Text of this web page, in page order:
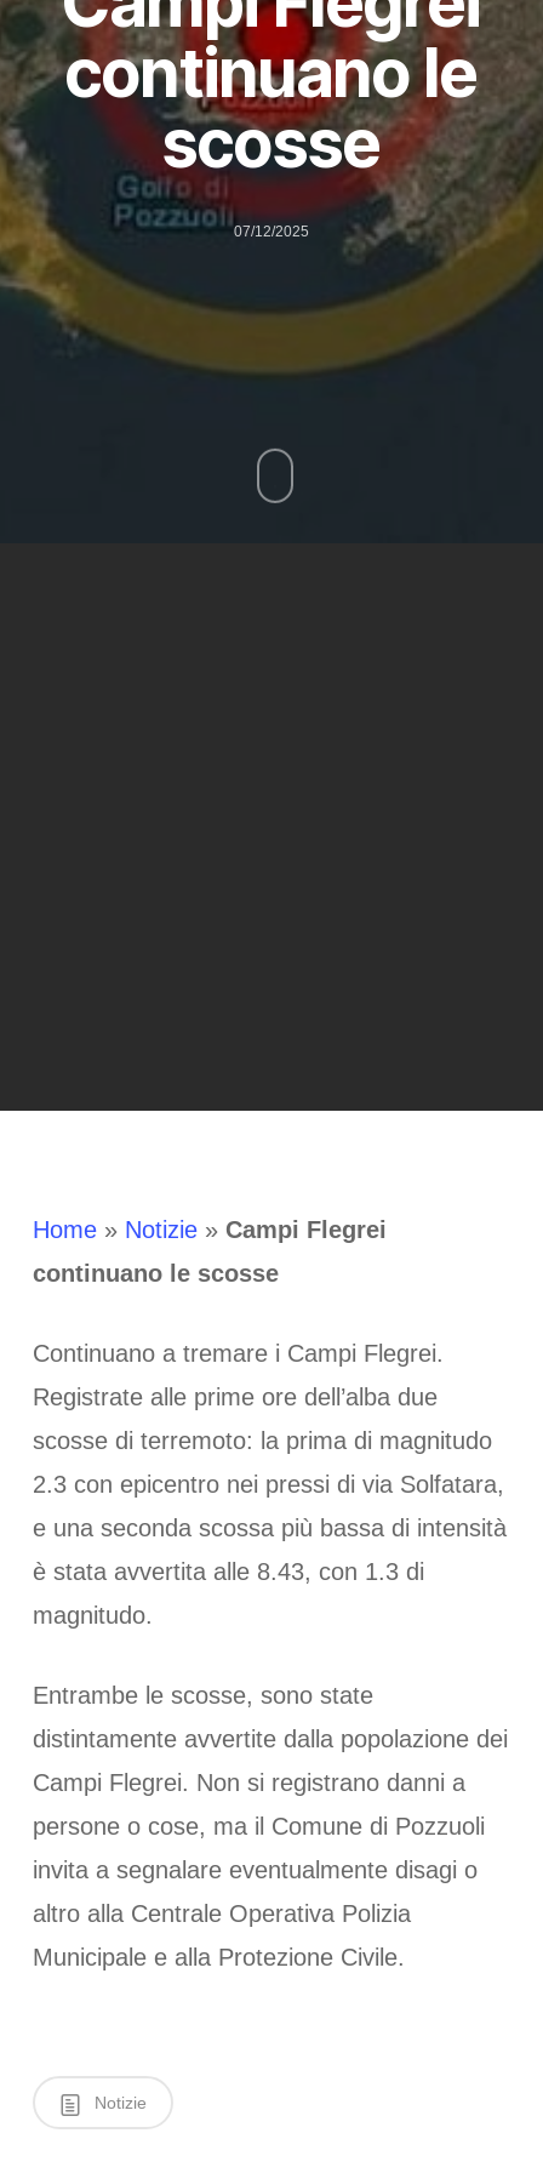
continuano le
scosse
07/12/2025
Home» Notizie» Campi Flegrei
continuano le scosse
Continuano a tremare i Campi Flegrei.
Registrate alle prime ore dell’alba due
scosse di terremoto: la prima di magnitudo
2.3 con epicentro nei pressi di via Solfatara,
e una seconda scossa più bassa di intensità
è stata avvertita alle 8.43, con 1.3 di
magnitudo.
Entrambe le scosse, sono state
distintamente avvertite dalla popolazione dei
Campi Flegrei. Non si registrano danni a
persone o cose, ma il Comune di Pozzuoli
invita a segnalare eventualmente disagi o
altro alla Centrale Operativa Polizia
Municipale e alla Protezione Civile.
Notizie